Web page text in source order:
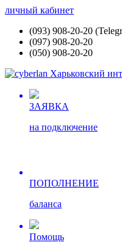
личный кабинет
(093) 908-20-20
(097) 908-20-20
(050) 908-20-20
ЗАЯВКА
на подключение
ПОПОЛНЕНИЕ
баланса
Помощь